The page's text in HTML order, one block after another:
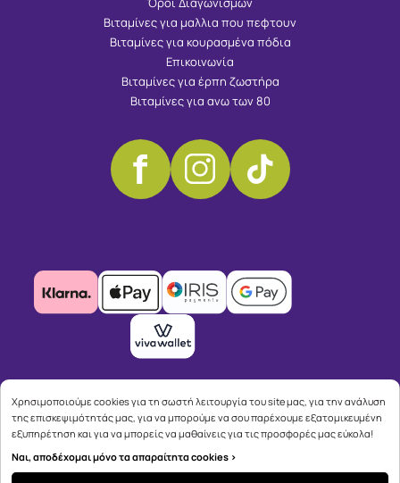
Βιταμίνες για μαλλια που πεφτουν
Βιταμίνες για κουρασμένα πόδια
Επικοινωνία
Βιταμίνες για έρπη ζωστήρα
Βιταμίνες για ανω των 80
Copyright © 2026advisable.com
Χρησιμοποιούμε cookies για τη σωστή λειτουργία του site μας, για την ανάλυση
της επισκεψιμότητάς μας, για να μπορούμε να σου παρέχουμε εξατομικευμένη
εξυπηρέτηση και για να μπορείς να μαθαίνεις για τις προσφορές μας εύκολα!
Ναι, αποδέχομαι μόνο τα απαραίτητα cookies >